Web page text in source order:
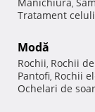
,
Tratament
Modă
Rochii, Rochii
Pantofi, Rochii
Ochelari de